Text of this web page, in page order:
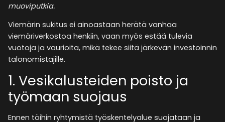
muoviputkia.
Viemärin sukitus ei ainoastaan herätä vanhaa
viemäriverkostoa henkiin, vaan myös estää tulevia
vuotoja ja vaurioita, mikä tekee siitä järkevän investoinnin
talonomistajille.
1. Vesikalusteiden poisto ja
työmaan suojaus
Ennen töihin ryhtymistä työskentelyalue suojataan ja